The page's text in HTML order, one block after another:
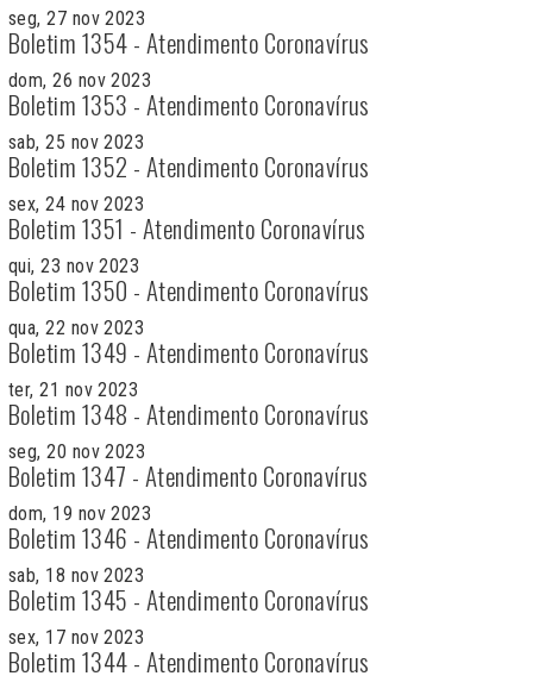
seg, 27 nov 2023
Boletim 1354 - Atendimento Coronavírus
dom, 26 nov 2023
Boletim 1353 - Atendimento Coronavírus
sab, 25 nov 2023
Boletim 1352 - Atendimento Coronavírus
sex, 24 nov 2023
Boletim 1351 - Atendimento Coronavírus
qui, 23 nov 2023
Boletim 1350 - Atendimento Coronavírus
qua, 22 nov 2023
Boletim 1349 - Atendimento Coronavírus
ter, 21 nov 2023
Boletim 1348 - Atendimento Coronavírus
seg, 20 nov 2023
Boletim 1347 - Atendimento Coronavírus
dom, 19 nov 2023
Boletim 1346 - Atendimento Coronavírus
sab, 18 nov 2023
Boletim 1345 - Atendimento Coronavírus
sex, 17 nov 2023
Boletim 1344 - Atendimento Coronavírus